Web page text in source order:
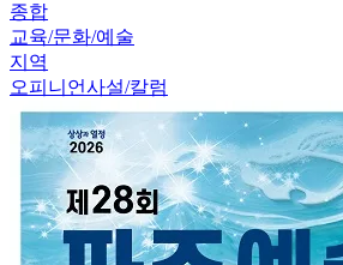
종합
교육/문화/예술
지역
오피니언사설/칼럼